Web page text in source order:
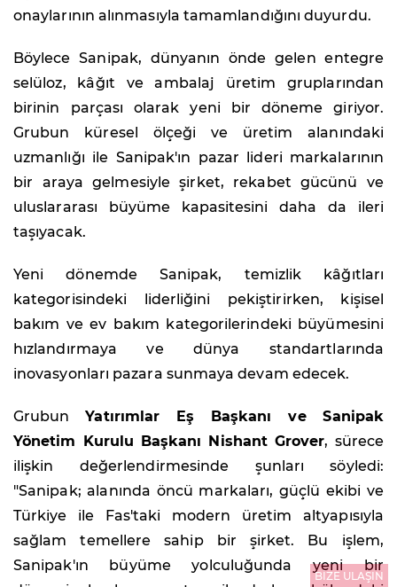
onaylarının alınmasıyla tamamlandığını duyurdu.
Böylece Sanipak, dünyanın önde gelen entegre
selüloz, kâğıt ve ambalaj üretim gruplarından
birinin parçası olarak yeni bir döneme giriyor.
Grubun küresel ölçeği ve üretim alanındaki
uzmanlığı ile Sanipak'ın pazar lideri markalarının
bir araya gelmesiyle şirket, rekabet gücünü ve
uluslararası büyüme kapasitesini daha da ileri
taşıyacak.
Yeni dönemde Sanipak, temizlik kâğıtları
kategorisindeki liderliğini pekiştirirken, kişisel
bakım ve ev bakım kategorilerindeki büyümesini
hızlandırmaya ve dünya standartlarında
inovasyonları pazara sunmaya devam edecek.
GrubunYatırımlar Eş Başkanı ve Sanipak
Yönetim Kurulu Başkanı Nishant Grover, sürece
ilişkin değerlendirmesinde şunları söyledi:
"Sanipak; alanında öncü markaları, güçlü ekibi ve
Türkiye ile Fas'taki modern üretim altyapısıyla
sağlam temellere sahip bir şirket. Bu işlem,
Sanipak'ın büyüme yolculuğunda yeni bir
BİZE ULAŞIN